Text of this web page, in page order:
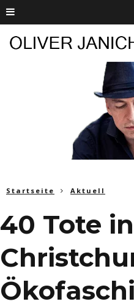
Startseite Aktuell
40 Tote in